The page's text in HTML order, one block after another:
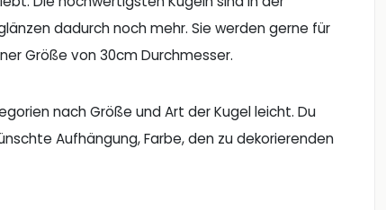
dadurch noch mehr. Sie werden gerne für
Größe von 30cm Durchmesser.
nach Größe und Art der Kugel leicht. Du
Aufhängung, Farbe, den zu dekorierenden